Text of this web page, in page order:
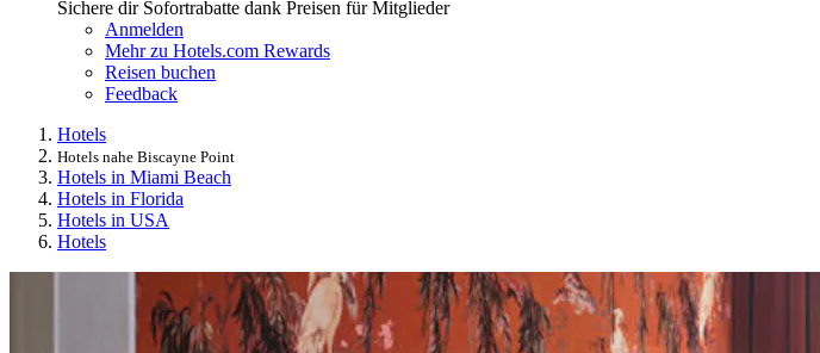
Sichere dir Sofortrabatte dank Preisen für Mitglieder
Anmelden
Mehr zu Hotels.com Rewards
Reisen buchen
Feedback
Hotels
Hotels nahe Biscayne Point
Hotels in Miami Beach
Hotels in Florida
Hotels in USA
Hotels